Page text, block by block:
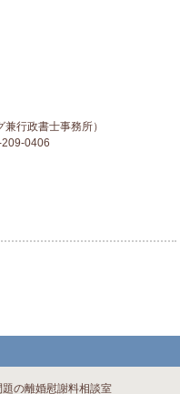
行政書士事務所）
0406
の離婚慰謝料相談室